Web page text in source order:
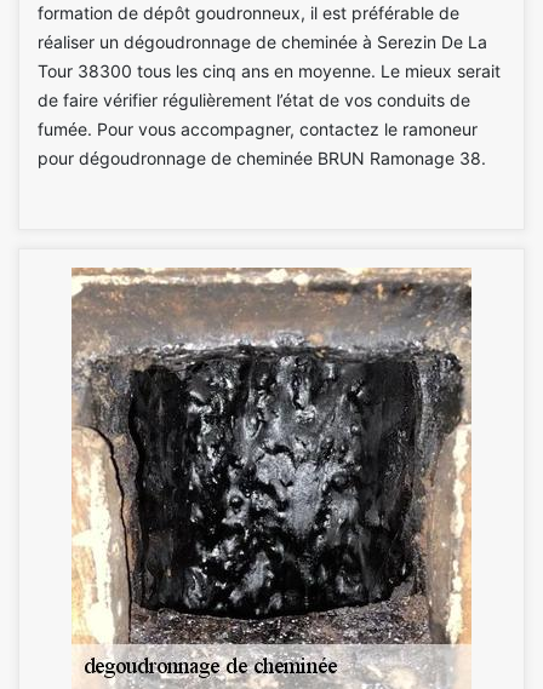
formation de dépôt goudronneux, il est préférable de
réaliser un dégoudronnage de cheminée à Serezin De La
Tour 38300 tous les cinq ans en moyenne. Le mieux serait
de faire vérifier régulièrement l’état de vos conduits de
fumée. Pour vous accompagner, contactez le ramoneur
pour dégoudronnage de cheminée BRUN Ramonage 38.